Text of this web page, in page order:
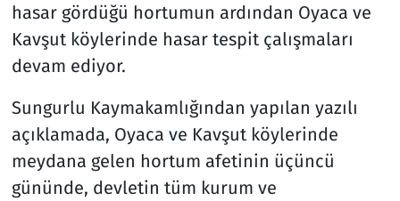
hasar gördüğü hortumun ardından Oyaca ve
Kavşut köylerinde hasar tespit çalışmaları
devam ediyor.
Sungurlu Kaymakamlığından yapılan yazılı
açıklamada, Oyaca ve Kavşut köylerinde
meydana gelen hortum afetinin üçüncü
gününde, devletin tüm kurum ve
Spor
Teknoloji ve Bilim
Televizyon